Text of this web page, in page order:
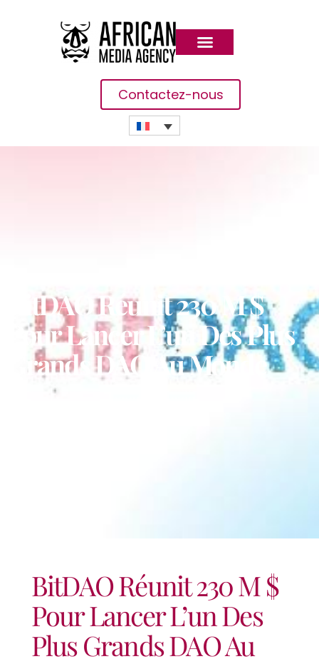
Contactez-nous
BitDAO Réunit 230 M $
Pour Lancer L’un Des Plus
Grands DAO Au Monde
BitDAO Réunit 230 M $
Pour Lancer L’un Des
Plus Grands DAO Au